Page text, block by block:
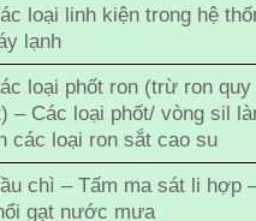
loại linh kiện trong hệ
lạnh
loại phốt ron (trừ ron quy
– Các loại phốt/ vòng sil
các loại ron sắt cao su
chì – Tấm ma sát li hợp
gạt nước mưa